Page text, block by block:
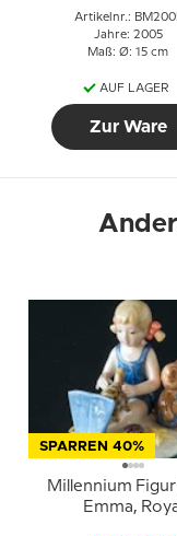
Artikelnr.:
Jahre: 2005
Maß: Ø: 15 cm
AUF LAGER
Zur Ware
SPARREN 40%
Millennium
Emma,